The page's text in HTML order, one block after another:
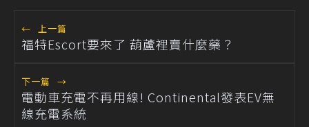
← 上一篇
福特Escort要來了 葫蘆裡賣什麼藥？
下一篇 →
電動車充電不再用線! Continental發表EV無
線充電系統